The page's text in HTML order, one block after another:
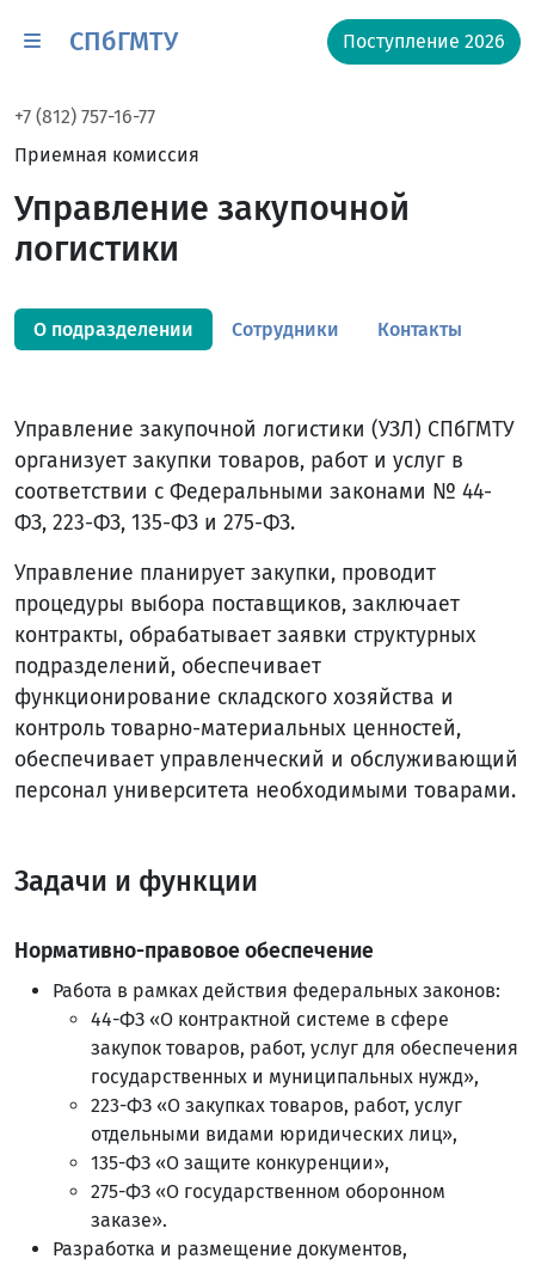
СПбГМТУ Поступление 2026
+7 (812) 757-16-77
Приемная комиссия
Управление закупочной
логистики
О подразделении Сотрудники Контакты
Управление закупочной логистики (УЗЛ) СПбГМТУ
организует закупки товаров, работ и услуг в
соответствии с Федеральными законами № 44-
ФЗ, 223-ФЗ, 135-ФЗ и 275-ФЗ.
Управление планирует закупки, проводит
процедуры выбора поставщиков, заключает
контракты, обрабатывает заявки структурных
подразделений, обеспечивает
функционирование складского хозяйства и
контроль товарно-материальных ценностей,
обеспечивает управленческий и обслуживающий
персонал университета необходимыми товарами.
Задачи и функции
Нормативно-правовое обеспечение
Работа в рамках действия федеральных законов:
44-ФЗ «О контрактной системе в сфере
закупок товаров, работ, услуг для обеспечения
государственных и муниципальных нужд»,
223-ФЗ «О закупках товаров, работ, услуг
отдельными видами юридических лиц»,
135-ФЗ «О защите конкуренции»,
275-ФЗ «О государственном оборонном
заказе».
Разработка и размещение документов,